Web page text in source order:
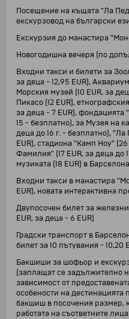
Посещение на къщата "Ла
екскурзовод на български
Eкскурзия до манастира
Новогодишна вечеря (по
Входни такси и билети за
за деца - 12,95 EUR),
Морския музей (10 EUR, за
Пикасо (12 EUR),
за деца - 7 EUR), фондацията
15 - безплатно), за Музея на
деца до 16 г. - безплатно),
EUR), стадиона "Камп Ноу"
Фамилия" (17 EUR, за деца до
музиката (18 EUR) в Барселона
Входни такси в манастира
EUR), новата интерактивна
Двупосочен билет за
EUR, за деца - 6 EUR)
Градски транспорт в
билет за 10 пътувания - 10,20
Бакшиши за шофьор и
(заплащат се задължително
зависимост от
особености на дестинацията
бакшиш в посочения размер,
работата на съответните